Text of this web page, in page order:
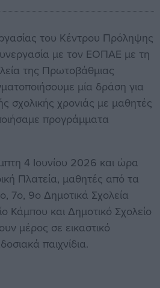
του Κέντρου Πρόληψης
με τον ΕΟΠΑΕ με τη
της Πρωτοβάθμιας
μία δράση για
σχολικής χρονιάς με μαθητές
προγράμματα
4 Ιουνίου 2026 και ώρα
Πλατεία, μαθητές από τα
7ο, 9ο Δημοτικά Σχολεία
Κάμπου και Δημοτικό Σχολείο
μέρος σε εικαστικό
παιχνίδια.